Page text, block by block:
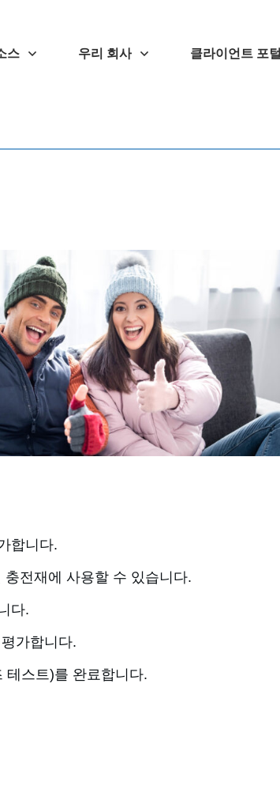
스 우리 회사 클라이언트 포털
합니다.
전재에 사용할 수 있습니다.
다.
가합니다.
테스트)를 완료합니다.